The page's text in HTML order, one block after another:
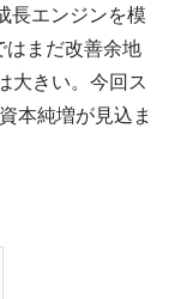
長エンジンを模
まだ改善余地
大きい。今回ス
本純増が見込ま